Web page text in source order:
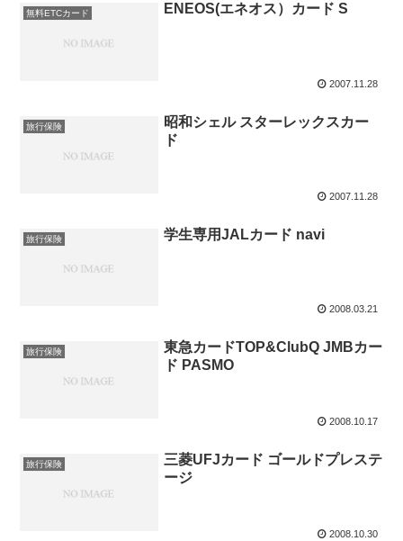
無料ETCカード ENEOS(エネオス）カード S
2007.11.28
旅行保険
昭和シェル スターレックスカー
ド
2007.11.28
旅行保険 学生専用JALカード navi
2008.03.21
旅行保険
東急カードTOP&ClubQ JMBカー
ド PASMO
2008.10.17
旅行保険
三菱UFJカード ゴールドプレステ
ージ
2008.10.30